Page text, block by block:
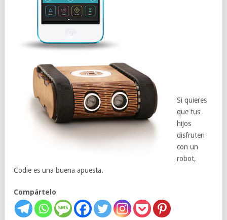
Si quieres
que tus
hijos
disfruten
con un
robot,
Codie es una buena apuesta.
Compártelo